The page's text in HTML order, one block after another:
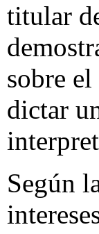
titular
sobre
dictar
Según